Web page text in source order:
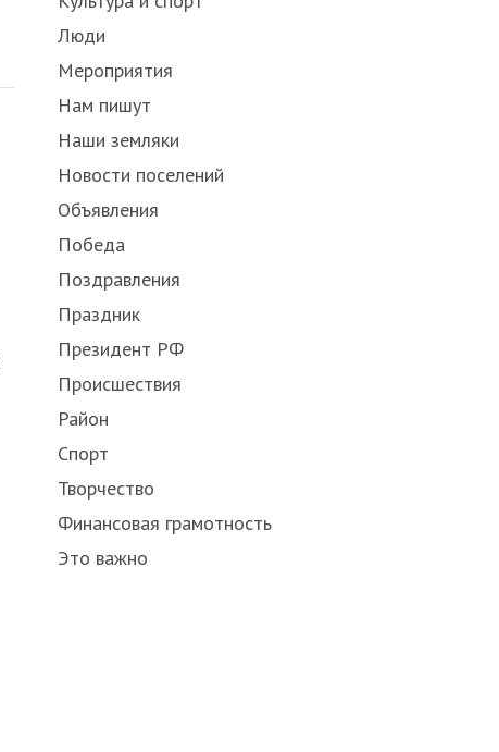
Люди
Мероприятия
Нам пишут
Наши земляки
Новости поселений
Объявления
Победа
Поздравления
Праздник
Президент РФ
Происшествия
Район
Спорт
Творчество
Финансовая грамотность
Это важно